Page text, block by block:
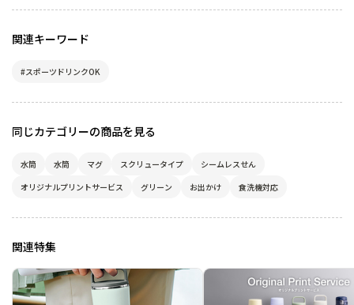
関連キーワード
#スポーツドリンクOK
同じカテゴリーの商品を見る
水筒 水筒 マグ スクリュータイプ
シームレスせん
オリジナルプリントサービス
グリーン お出かけ 食洗機対応
関連特集